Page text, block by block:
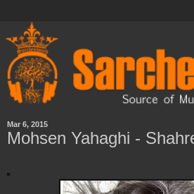
Mar 6, 2015
Mohsen Yahaghi -